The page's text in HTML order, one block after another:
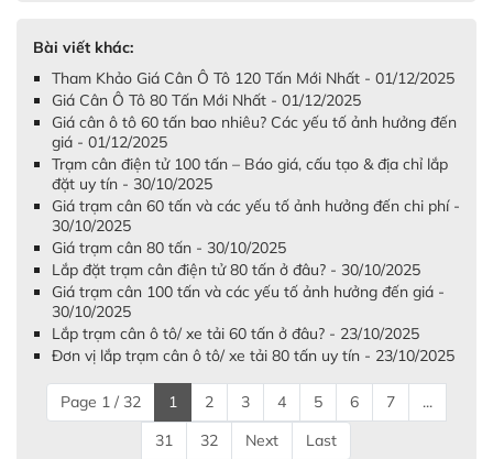
Bài viết khác:
Tham Khảo Giá Cân Ô Tô 120 Tấn Mới Nhất - 01/12/2025
Giá Cân Ô Tô 80 Tấn Mới Nhất - 01/12/2025
Giá cân ô tô 60 tấn bao nhiêu? Các yếu tố ảnh hưởng đến
giá - 01/12/2025
Trạm cân điện tử 100 tấn – Báo giá, cấu tạo & địa chỉ lắp
đặt uy tín - 30/10/2025
Giá trạm cân 60 tấn và các yếu tố ảnh hưởng đến chi phí -
30/10/2025
Giá trạm cân 80 tấn - 30/10/2025
Lắp đặt trạm cân điện tử 80 tấn ở đâu? - 30/10/2025
Giá trạm cân 100 tấn và các yếu tố ảnh hưởng đến giá -
30/10/2025
Lắp trạm cân ô tô/ xe tải 60 tấn ở đâu? - 23/10/2025
Đơn vị lắp trạm cân ô tô/ xe tải 80 tấn uy tín - 23/10/2025
Page 1 / 32 1 2 3 4 5 6 7
...
31
32 Next Last